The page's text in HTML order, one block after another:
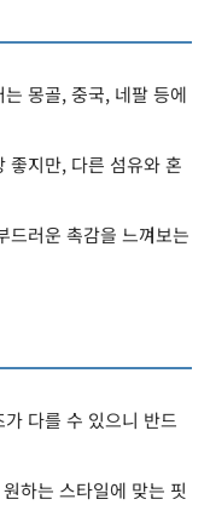
몽골, 중국, 네팔 등에
좋지만, 다른 섬유와 혼
드러운 촉감을 느껴보는
다를 수 있으니 반드
하는 스타일에 맞는 핏